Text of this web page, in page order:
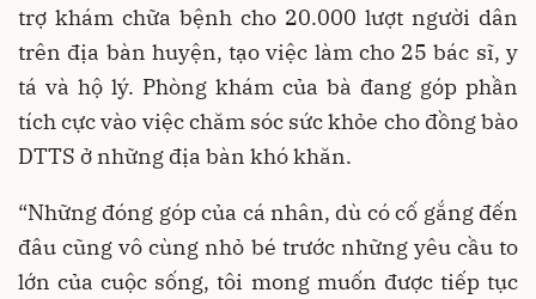
trợ khám chữa bệnh cho 20.000 lượt người dân
trên địa bàn huyện, tạo việc làm cho 25 bác sĩ, y
tá và hộ lý. Phòng khám của bà đang góp phần
tích cực vào việc chăm sóc sức khỏe cho đồng bào
DTTS ở những địa bàn khó khăn.
“Những đóng góp của cá nhân, dù có cố gắng đến
đâu cũng vô cùng nhỏ bé trước những yêu cầu to
lớn của cuộc sống, tôi mong muốn được tiếp tục